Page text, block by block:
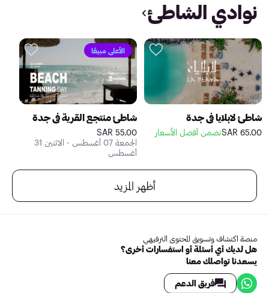
نوادي الشاطئ
شاطئ لابلايا في جدة
65.00 SAR نضمن أفضل الأسعار
الأعلى مبيعًا
شاطئ منتجع القرية في جدة
55.00 SAR
الجمعة 07 أغسطس - الاثنين 31
أغسطس
أظهر المزيد
منصة اكتشاف وتسويق المحتوى الترفيهي
هل لديك أي أسئلة أو استفسارات أخرى؟
يسعدنا تواصلك معنا
فريق الدعم